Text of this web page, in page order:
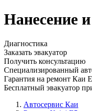
Нанесение
Диагностика
Заказать эвакуатор
Получить консультацию
Специализированный
Гарантия на ремонт Каи
Бесплатный эвакуатор
Автосервис Каи